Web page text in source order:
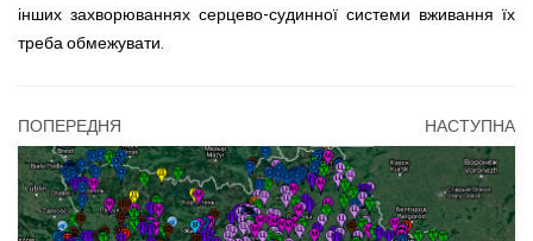
інших захворюваннях серцево-судинної системи вживання їх
треба обмежувати.
ПОПЕРЕДНЯ НАСТУПНА